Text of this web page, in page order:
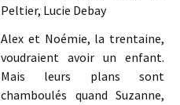
Peltier, Lucie Debay
Alex et Noémie, la trentaine,
voudraient avoir un enfant.
Mais leurs plans sont
chamboulés quand Suzanne,